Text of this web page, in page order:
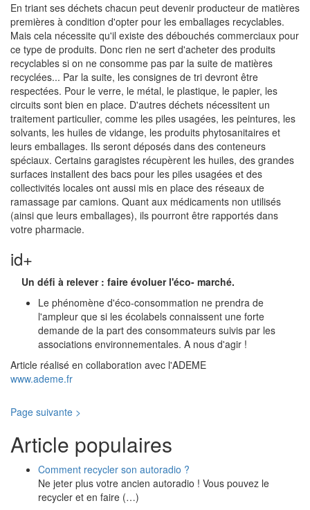
En triant ses déchets chacun peut devenir producteur de matières
premières à condition d'opter pour les emballages recyclables.
Mais cela nécessite qu'il existe des débouchés commerciaux pour
ce type de produits. Donc rien ne sert d'acheter des produits
recyclables si on ne consomme pas par la suite de matières
recyclées... Par la suite, les consignes de tri devront être
respectées. Pour le verre, le métal, le plastique, le papier, les
circuits sont bien en place. D'autres déchets nécessitent un
traitement particulier, comme les piles usagées, les peintures, les
solvants, les huiles de vidange, les produits phytosanitaires et
leurs emballages. Ils seront déposés dans des conteneurs
spéciaux. Certains garagistes récupèrent les huiles, des grandes
surfaces installent des bacs pour les piles usagées et des
collectivités locales ont aussi mis en place des réseaux de
ramassage par camions. Quant aux médicaments non utilisés
(ainsi que leurs emballages), ils pourront être rapportés dans
votre pharmacie.
id+
Un défi à relever : faire évoluer l'éco- marché.
Le phénomène d'éco-consommation ne prendra de
l'ampleur que si les écolabels connaissent une forte
demande de la part des consommateurs suivis par les
associations environnementales. A nous d'agir !
Article réalisé en collaboration avec l'ADEME
www.ademe.fr
Page suivante >
Article populaires
Comment recycler son autoradio ?
Ne jeter plus votre ancien autoradio ! Vous pouvez le
recycler et en faire (…)